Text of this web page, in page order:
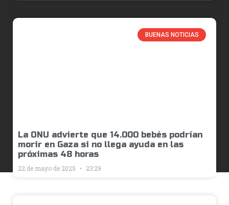
BUENAS NOTICIAS
La ONU advierte que 14.000 bebés podrían
morir en Gaza si no llega ayuda en las
próximas 48 horas
22 de mayo de 2025 23:29